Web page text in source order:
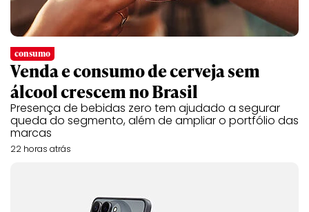
consumo
Venda e consumo de cerveja sem
álcool crescem no Brasil
Presença de bebidas zero tem ajudado a segurar
queda do segmento, além de ampliar o portfólio das
marcas
22 horas atrás